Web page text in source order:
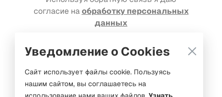
согласие наобработку персональных
данных
© Premium estate, 2016-2026. Все права защищены
ООО «Медиакассир Маркет»
Уведомление о Cookies
Сайт использует файлы cookie. Пользуясь
нашим сайтом, вы соглашаетесь на